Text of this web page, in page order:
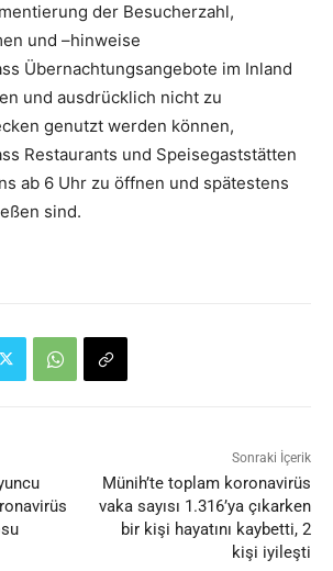
der Besucherzahl,
und –hinweise
Übernachtungsangebote im Inland
und ausdrücklich nicht zu
genutzt werden können,
Restaurants und Speisegaststätten
ab 6 Uhr zu öffnen und spätestens
sind.
Sonraki İçerik
Münih’te toplam koronavirüs
vaka sayısı 1.316’ya çıkarken
bir kişi hayatını kaybetti, 2
kişi iyileşti